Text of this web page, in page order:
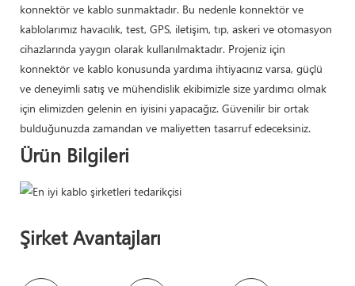
konnektör ve kablo sunmaktadır. Bu nedenle konnektör ve
kablolarımız havacılık, test, GPS, iletişim, tıp, askeri ve otomasyon
cihazlarında yaygın olarak kullanılmaktadır. Projeniz için
konnektör ve kablo konusunda yardıma ihtiyacınız varsa, güçlü
ve deneyimli satış ve mühendislik ekibimizle size yardımcı olmak
için elimizden gelenin en iyisini yapacağız. Güvenilir bir ortak
bulduğunuzda zamandan ve maliyetten tasarruf edeceksiniz.
Ürün Bilgileri
Şirket Avantajları